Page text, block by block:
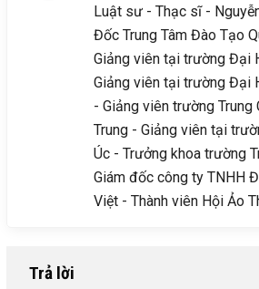
Luật sư - Thạc sĩ -
Đốc Trung Tâm Đào Tạo
Giảng viên tại trường Đại
Giảng viên tại trường Đại
- Giảng viên trường Trung
Trung - Giảng viên tại
Úc - Trưởng khoa trường
Giám đốc công ty TNHH
Việt - Thành viên Hội Ảo
Trả lời